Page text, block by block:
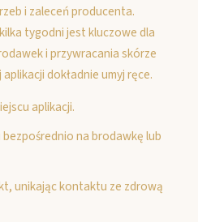
i zaleceń producenta.
tygodni jest kluczowe dla
i przywracania skórze
dokładnie umyj ręce.
aplikacji.
bezpośrednio na brodawkę lub
unikając kontaktu ze zdrową